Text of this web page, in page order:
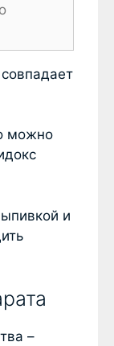
можно
и
–